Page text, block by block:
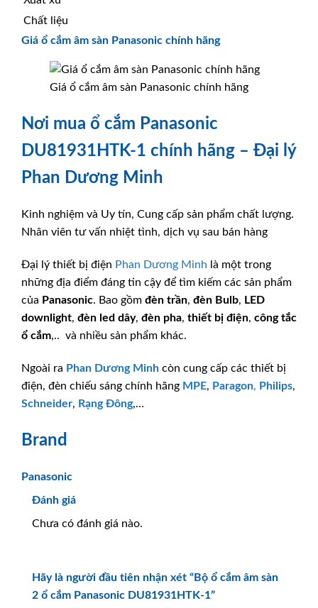
Chất liệu
Giá ổ cắm âm sàn Panasonic chính hãng
Giá ổ cắm âm sàn Panasonic chính hãng
Nơi mua ổ cắm Panasonic
DU81931HTK-1 chính hãng – Đại lý
Phan Dương Minh
Kinh nghiệm và Uy tín, Cung cấp sản phẩm chất lượng.
Nhân viên tư vấn nhiệt tình, dịch vụ sau bán hàng
Đại lý thiết bị điện Phan Dương Minh là một trong
những địa điểm đáng tin cậy để tìm kiếm các sản phẩm
của Panasonic. Bao gồm đèn trần, đèn Bulb, LED
downlight, đèn led dây, đèn pha, thiết bị điện, công tắc
ổ cắm,.. và nhiều sản phẩm khác.
Ngoài ra Phan Dương Minh còn cung cấp các thiết bị
điện, đèn chiếu sáng chính hãng MPE, Paragon, Philips,
Schneider, Rạng Đông,…
Brand
Panasonic
Đánh giá
Chưa có đánh giá nào.
Hãy là người đầu tiên nhận xét “Bộ ổ cắm âm sàn
2 ổ cắm Panasonic DU81931HTK-1”